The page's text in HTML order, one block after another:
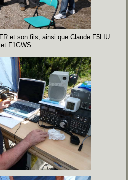
et son fils, ainsi que Claude F5LIU
et F1GWS